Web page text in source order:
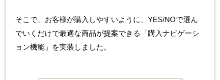
そこで、お客様が購入しやすいように、YES/NOで選ん
でいくだけで最適な商品が提案できる
「購入ナビゲーシ
ョン機能」を実装しました。